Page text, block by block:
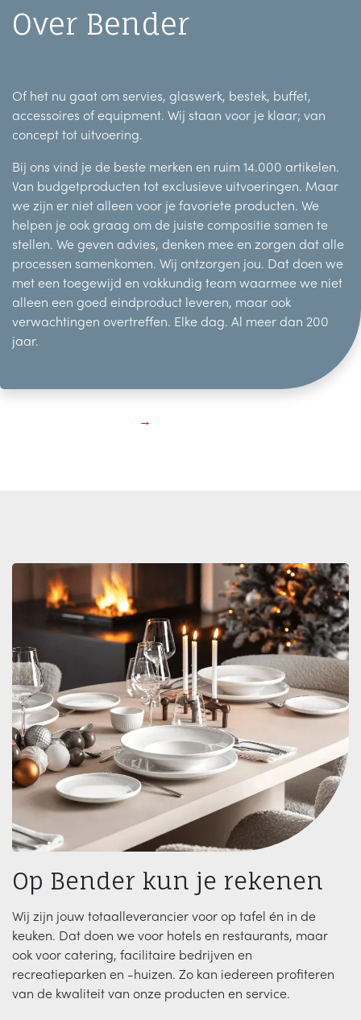
Over Bender
Of het nu gaat om servies, glaswerk, bestek, buffet,
accessoires of equipment. Wij staan voor je klaar; van
concept tot uitvoering.
Bij ons vind je de beste merken en ruim 14.000 artikelen.
Van budgetproducten tot exclusieve uitvoeringen. Maar
we zijn er niet alleen voor je favoriete producten. We
helpen je ook graag om de juiste compositie samen te
stellen. We geven advies, denken mee en zorgen dat alle
processen samenkomen. Wij ontzorgen jou. Dat doen we
met een toegewijd en vakkundig team waarmee we niet
alleen een goed eindproduct leveren, maar ook
verwachtingen overtreffen. Elke dag. Al meer dan 200
jaar.
→
Op Bender kun je rekenen
Wij zijn jouw totaalleverancier voor op tafel én in de
keuken. Dat doen we voor hotels en restaurants, maar
ook voor catering, facilitaire bedrijven en
recreatieparken en -huizen. Zo kan iedereen profiteren
van de kwaliteit van onze producten en service.